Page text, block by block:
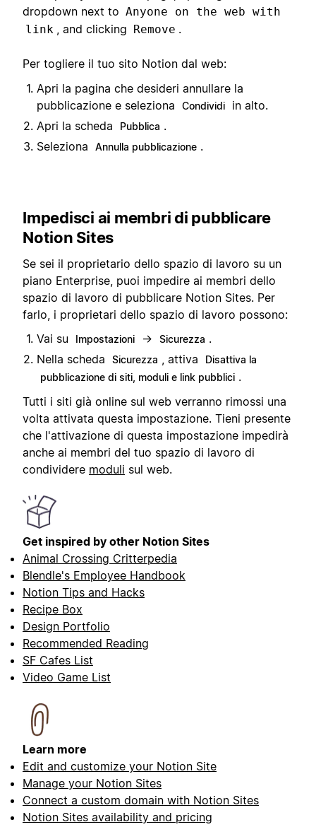
dropdown next to Anyone on the web with
link , and clicking Remove .
Per togliere il tuo sito Notion dal web:
Apri la pagina che desideri annullare la
pubblicazione e seleziona
Condividi
in alto.
Apri la scheda
Pubblica .
Seleziona
Annulla pubblicazione .
Impedisci ai membri di pubblicare
Notion Sites
Se sei il proprietario dello spazio di lavoro su un
piano Enterprise, puoi impedire ai membri dello
spazio di lavoro di pubblicare Notion Sites. Per
farlo, i proprietari dello spazio di lavoro possono:
Vai su
Impostazioni → Sicurezza .
Nella scheda
Sicurezza , attiva
Disattiva la
pubblicazione di siti, moduli e link pubblici .
Tutti i siti già online sul web verranno rimossi una
volta attivata questa impostazione. Tieni presente
che l'attivazione di questa impostazione impedirà
anche ai membri del tuo spazio di lavoro di
condividere moduli sul web.
Get inspired by other Notion Sites
Animal Crossing Critterpedia
Blendle's Employee Handbook
Notion Tips and Hacks
Recipe Box
Design Portfolio
Recommended Reading
SF Cafes List
Video Game List
Learn more
Edit and customize your Notion Site
Manage your Notion Sites
Connect a custom domain with Notion Sites
Notion Sites availability and pricing